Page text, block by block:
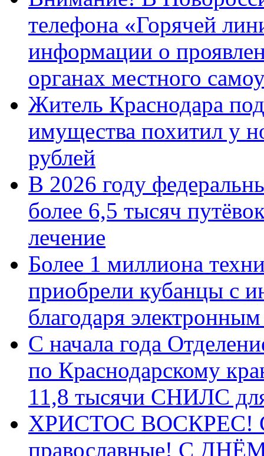
телефона «Горячей
информации о
органах местного
Житель Краснодара
имущества похитил у
рублей
В 2026 году
более 6,5 тысяч
лечение
Более 1 миллиона
приобрели кубанцы с
благодаря
С начала года
по Краснодарскому
11,8 тысячи СНИЛС
ХРИСТОС ВОСКРЕС! С
православные! C